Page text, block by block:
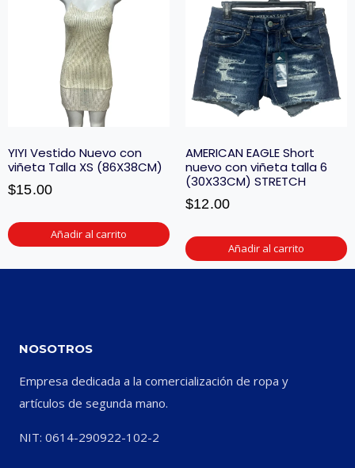
YIYI Vestido Nuevo con
viñeta Talla XS (86X38CM)
$15.00
Añadir al carrito
AMERICAN EAGLE Short
nuevo con viñeta talla 6
(30X33CM) STRETCH
$12.00
Añadir al carrito
NOSOTROS
Empresa dedicada a la comercialización de ropa y
artículos de segunda mano.
NIT: 0614-290922-102-2